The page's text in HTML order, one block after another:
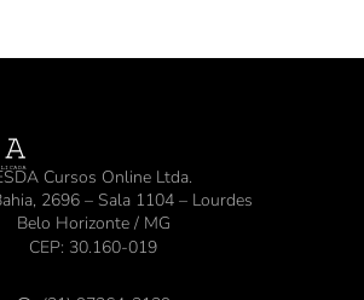
Cursos Online Ltda.
2696 – Sala 1104 – Lourdes
Belo Horizonte / MG
CEP: 30.160-019